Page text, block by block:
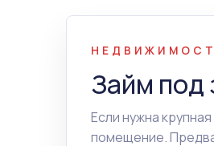
Займ под
Если нужна
помещение.